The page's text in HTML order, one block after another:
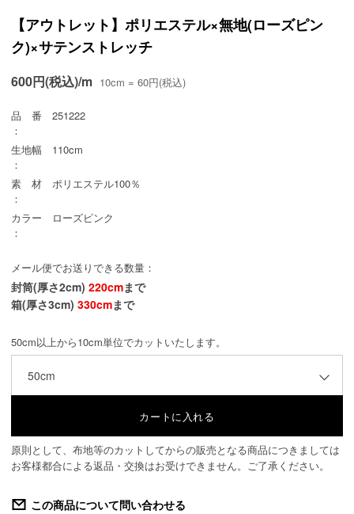
【アウトレット】ポリエステル×無地(ローズピン
ク)×サテンストレッチ
600円(税込)/m 10cm = 60円(税込)
品 番
：
251222
生地幅
：
110cm
素 材
：
ポリエステル100％
カラー
：
ローズピンク
メール便でお送りできる数量：
封筒(厚さ2cm) 220cmまで
箱(厚さ3cm) 330cmまで
50cm以上から10cm単位でカットいたします。
50cm
原則として、布地等のカットしてからの販売となる商品につきましては
お客様都合による返品・交換はお受けできません。ご了承ください。
この商品について問い合わせる